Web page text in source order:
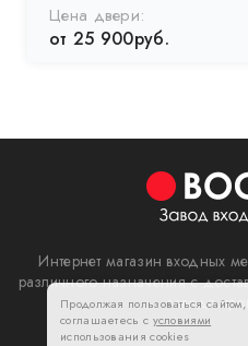
Цена двери:
от 25 900руб.
Интернет магазин входных
различного назначения с
завода
Продолжая пользоваться
соглашаетесь с условиями
использования cookies